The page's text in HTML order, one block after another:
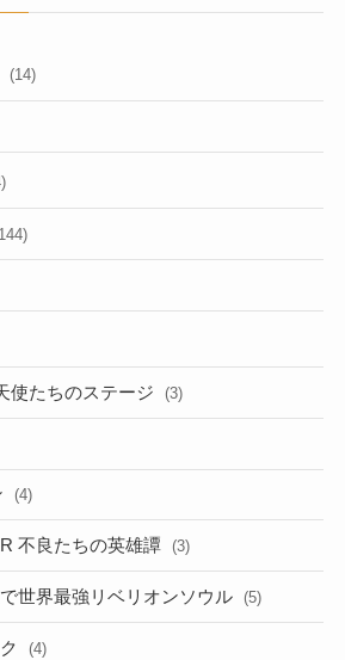
(14)
使たちのステージ (3)
(4)
不良たちの英雄譚 (3)
世界最強リベリオンソウル (5)
(4)